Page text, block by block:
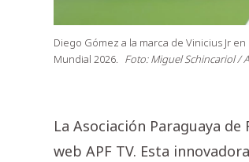
Diego Gómez a la marca de Vinicius Jr
Mundial 2026. Foto: Miguel Schincariol /
La Asociación Paraguaya de
web APF TV. Esta